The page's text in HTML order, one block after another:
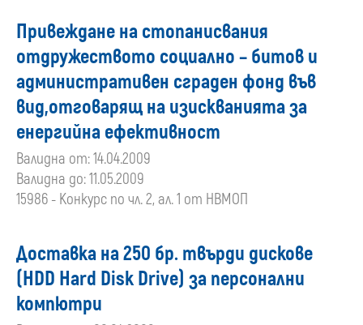
Привеждане на стопанисвания
отдружеството социално – битов и
административен сграден фонд във
вид,отговарящ на изискванията за
енергийна ефективност
Валидна от: 14.04.2009
Валидна до: 11.05.2009
15986 - Конкурс по чл. 2, ал. 1 от НВМОП
Доставка на 250 бр. твърди дискове
(HDD Hard Disk Drive) за персонални
компютри